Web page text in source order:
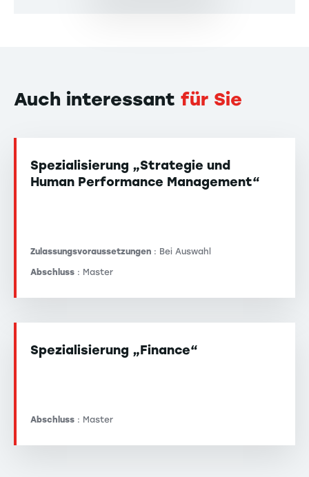
Auch interessant für Sie
Spezialisierung „Strategie und
Human Performance Management“
Zulassungsvoraussetzungen : Bei Auswahl
Abschluss : Master
Spezialisierung „Finance“
Abschluss : Master